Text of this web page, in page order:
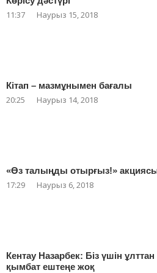
11:37 Наурыз 15, 2018
Кітап – мазмұнымен бағалы
20:25 Наурыз 14, 2018
«Өз талыңды отырғыз!»
17:29 Наурыз 6, 2018
Кентау Назарбек: Біз үшін
қымбат ештеңе жоқ